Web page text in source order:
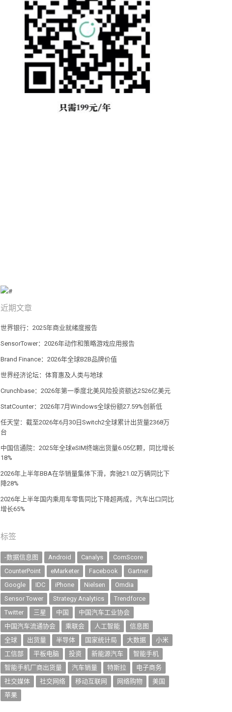
近期文章
世界银行：2025年商业就绪度报告
SensorTower：2026年动作和策略游戏应用报告
Brand Finance：2026年全球B2B品牌价值
世界经济论坛：体育惠及人类与地球
Crunchbase：2026年第一季度北美风险投资额达2526亿美元
StatCounter：2026年7月Windows全球份额27.59%创新低
任天堂：截至2026年6月30日Switch2全球累计出货量2368万
台
中国信通院：2025年全球eSIM终端出货量6.05亿颗，同比增长
18%
2026年上半年BBA在华销量集体下滑，奔驰21.02万辆同比下
降28%
2026年上半年国内乘用车零售同比下降超两成，汽车出口同比
增长65%
标签
-数据信息图 Android Canalys
ComScore
CounterPoint
eMarketer Facebook
Gartner
Google
IDC iPhone Nielsen
Omdia
Sensor Tower
Strategy Analytics
Trendforce
Twitter
三星 中国
中国汽车工业协会
中国汽车流通协会
乘联会 人工智能
信息图
全球
出货量 半导体 国家统计局 大数据
小米
工信部
平板电脑 投资 新能源汽车
智能手机
智能手机厂商出货量
汽车销量 特斯拉
电子商务
社交媒体
社交网络 移动互联网 网络购物
美国
苹果